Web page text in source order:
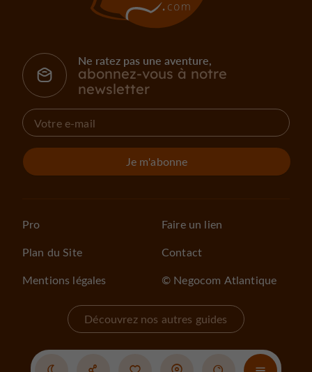
Ne ratez pas une aventure,
abonnez-vous à notre
newsletter
Je m'abonne
Pro
Plan du Site
Mentions légales
Faire un lien
Contact
© Negocom Atlantique
Découvrez nos autres guides